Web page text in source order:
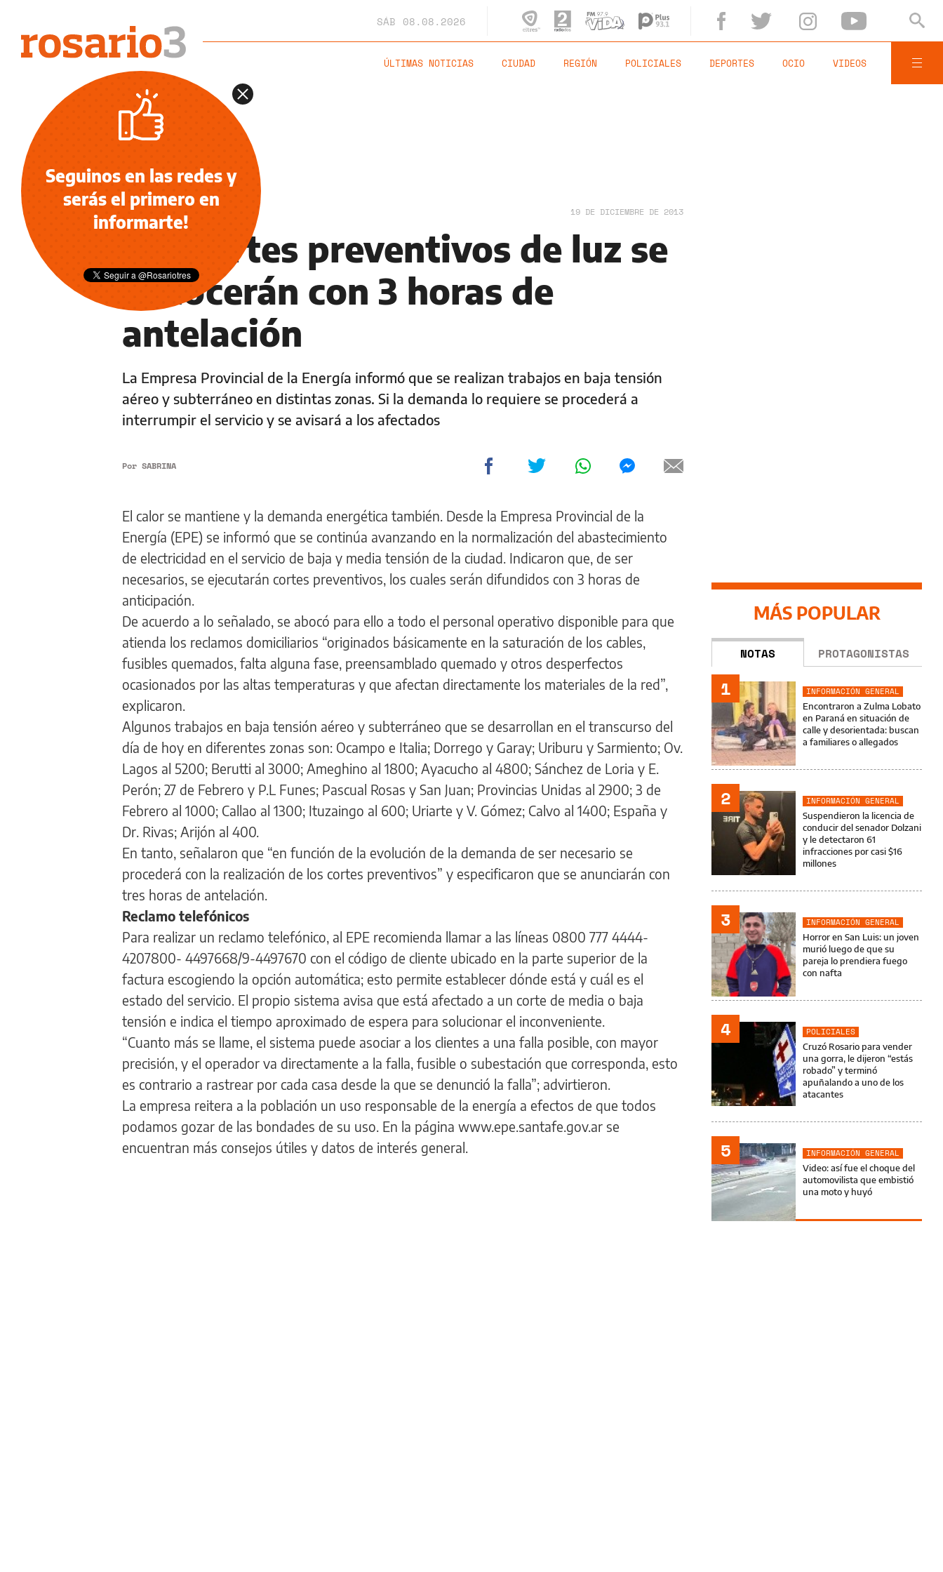
SÁB 08.08.2026
ÚLTIMAS NOTICIAS CIUDAD REGIÓN POLICIALES DEPORTES OCIO VIDEOS
NOTICIAS 19 DE DICIEMBRE DE 2013
Los cortes preventivos de luz se
conocerán con 3 horas de
antelación
La Empresa Provincial de la Energía informó que se realizan trabajos en baja tensión
aéreo y subterráneo en distintas zonas. Si la demanda lo requiere se procederá a
interrumpir el servicio y se avisará a los afectados
Por SABRINA
El calor se mantiene y la demanda energética también. Desde la Empresa Provincial de la
Energía (EPE) se informó que se continúa avanzando en la normalización del abastecimiento
de electricidad en el servicio de baja y media tensión de la ciudad. Indicaron que, de ser
necesarios, se ejecutarán cortes preventivos, los cuales serán difundidos con 3 horas de
anticipación.
De acuerdo a lo señalado, se abocó para ello a todo el personal operativo disponible para que
atienda los reclamos domiciliarios “originados básicamente en la saturación de los cables,
fusibles quemados, falta alguna fase, preensamblado quemado y otros desperfectos
ocasionados por las altas temperaturas y que afectan directamente los materiales de la red”,
explicaron.
Algunos trabajos en baja tensión aéreo y subterráneo que se desarrollan en el transcurso del
día de hoy en diferentes zonas son: Ocampo e Italia; Dorrego y Garay; Uriburu y Sarmiento; Ov.
Lagos al 5200; Berutti al 3000; Ameghino al 1800; Ayacucho al 4800; Sánchez de Loria y E.
Perón; 27 de Febrero y P.L Funes; Pascual Rosas y San Juan; Provincias Unidas al 2900; 3 de
Febrero al 1000; Callao al 1300; Ituzaingo al 600; Uriarte y V. Gómez; Calvo al 1400; España y
Dr. Rivas; Arijón al 400.
En tanto, señalaron que “en función de la evolución de la demanda de ser necesario se
procederá con la realización de los cortes preventivos” y especificaron que se anunciarán con
tres horas de antelación.
Reclamo telefónicos
Para realizar un reclamo telefónico, al EPE recomienda llamar a las líneas 0800 777 4444-
4207800- 4497668/9-4497670 con el código de cliente ubicado en la parte superior de la
factura escogiendo la opción automática; esto permite establecer dónde está y cuál es el
estado del servicio. El propio sistema avisa que está afectado a un corte de media o baja
tensión e indica el tiempo aproximado de espera para solucionar el inconveniente.
“Cuanto más se llame, el sistema puede asociar a los clientes a una falla posible, con mayor
precisión, y el operador va directamente a la falla, fusible o subestación que corresponda, esto
es contrario a rastrear por cada casa desde la que se denunció la falla”; advirtieron.
La empresa reitera a la población un uso responsable de la energía a efectos de que todos
podamos gozar de las bondades de su uso. En la página www.epe.santafe.gov.ar se
encuentran más consejos útiles y datos de interés general.
MÁS POPULAR
NOTAS PROTAGONISTAS
1
INFORMACIÓN GENERAL
Encontraron a Zulma Lobato
en Paraná en situación de
calle y desorientada: buscan
a familiares o allegados
2
INFORMACIÓN GENERAL
Suspendieron la licencia de
conducir del senador Dolzani
y le detectaron 61
infracciones por casi $16
millones
3
INFORMACIÓN GENERAL
Horror en San Luis: un joven
murió luego de que su
pareja lo prendiera fuego
con nafta
4
POLICIALES
Cruzó Rosario para vender
una gorra, le dijeron “estás
robado” y terminó
apuñalando a uno de los
atacantes
5
INFORMACIÓN GENERAL
Video: así fue el choque del
automovilista que embistió
una moto y huyó
Seguinos en las redes y
serás el primero en
informarte!